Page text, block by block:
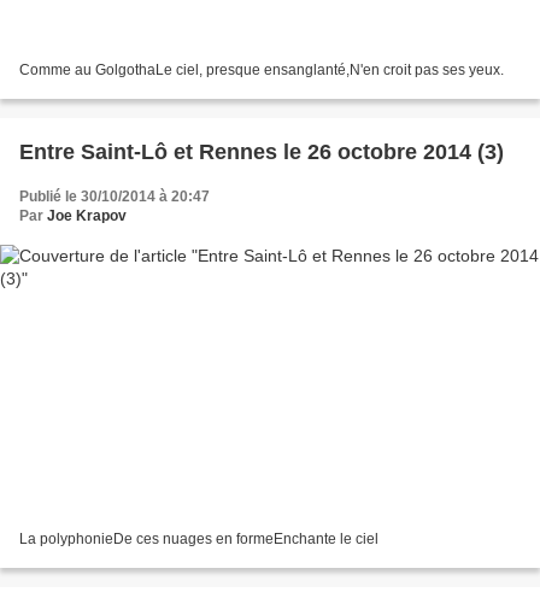
Comme au GolgothaLe ciel, presque ensanglanté,N'en croit pas ses yeux.
Entre Saint-Lô et Rennes le 26 octobre 2014 (3)
Publié le 30/10/2014 à 20:47
Par Joe Krapov
La polyphonieDe ces nuages en formeEnchante le ciel